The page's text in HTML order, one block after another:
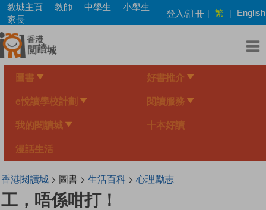
Skip
main
content
教城主頁 教師 中學生
小學生
家長
登入/註冊 | 繁 | English
圖書 好書推介
e悅讀學校計劃 閱讀服務
我的閱讀城 十本好讀
漫話生活
香港閱讀城> 圖書 > 生活百科> 心理勵志
工，唔係咁打！